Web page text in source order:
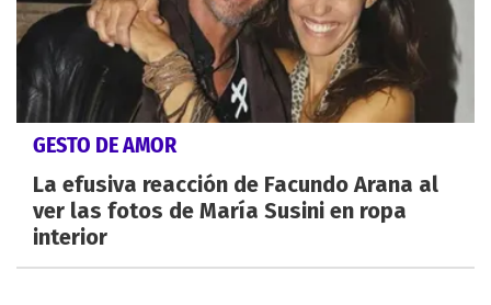
GESTO DE AMOR
La efusiva reacción de Facundo Arana al
ver las fotos de María Susini en ropa
interior